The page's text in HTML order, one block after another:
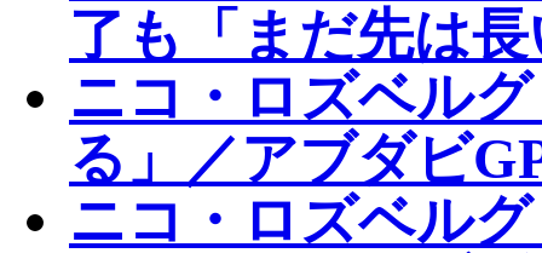
了も「まだ先は
ニコ・ロズベル
る」／アブダビ
ニコ・ロズベル